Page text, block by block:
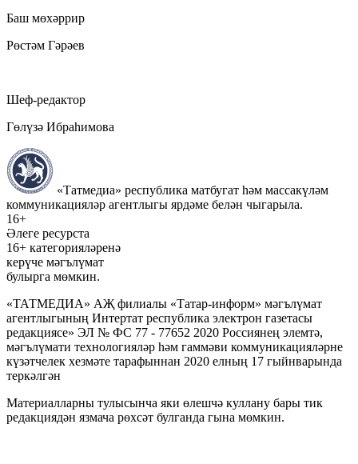
Баш мөхәррир
Рөстәм Гәрәев
Шеф-редактор
Гөлүзә Ибраһимова
«Татмедиа» республика матбугат һәм массакүләм
коммуникацияләр агентлыгы ярдәме белән чыгарыла.
16+
Әлеге ресурста
16+ категорияләренә
керүче мәгълүмат
булырга мөмкин.
«ТАТМЕДИА» АҖ филиалы «Татар-информ» мәгълүмат
агентлыгының Интертат республика электрон газетасы
редакциясе» ЭЛ № ФС 77 - 77652 2020 Россиянең элемтә,
мәгълүмати технологияләр һәм гаммәви коммуникацияләрне
күзәтчелек хезмәте тарафыннан 2020 елның 17 гыйнварында
теркәлгән
Материалларны тулысынча яки өлешчә куллану бары тик
редакциядән язмача рөхсәт булганда гына мөмкин.